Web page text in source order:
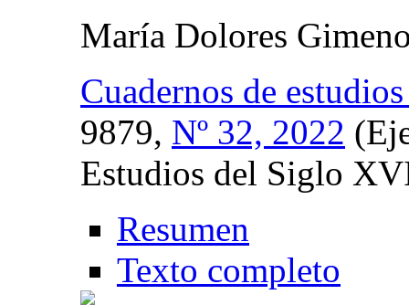
María Dolores
Cuadernos de
9879, Nº 32, 2022
Estudios del Siglo
Resumen
Texto completo